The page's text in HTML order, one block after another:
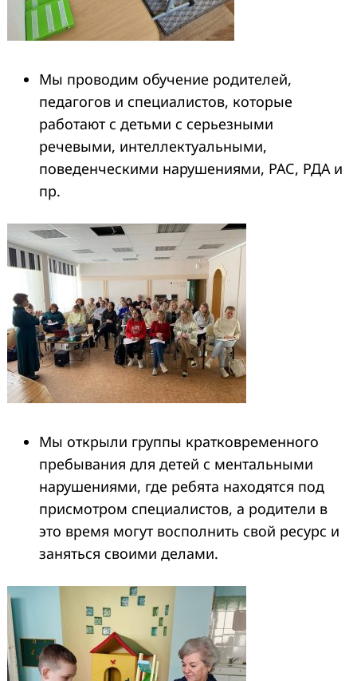
Мы проводим обучение родителей,
педагогов и специалистов, которые
работают с детьми с серьезными
речевыми, интеллектуальными,
поведенческими нарушениями, РАС, РДА и
пр.
Мы открыли группы кратковременного
пребывания для детей с ментальными
нарушениями, где ребята находятся под
присмотром специалистов, а родители в
это время могут восполнить свой ресурс и
заняться своими делами.